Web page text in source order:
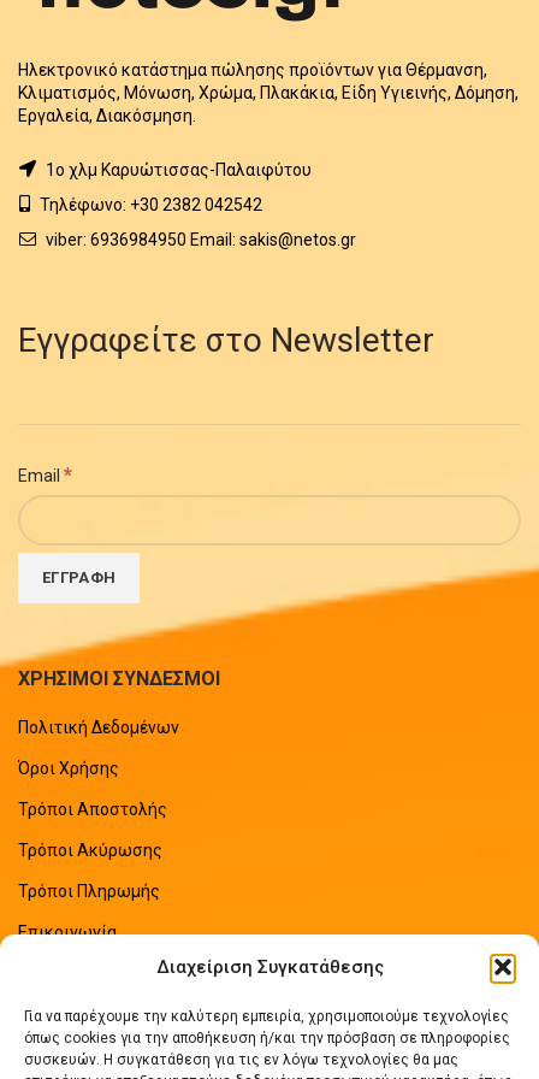
Διαχείριση Συγκατάθεσης
Για να παρέχουμε την καλύτερη εμπειρία, χρησιμοποιούμε τεχνολογίες
όπως cookies για την αποθήκευση ή/και την πρόσβαση σε πληροφορίες
συσκευών. Η συγκατάθεση για τις εν λόγω τεχνολογίες θα μας
Ηλεκτρονικό κατάστημα πώλησης προϊόντων για Θέρμανση,
Κλιματισμός, Μόνωση, Χρώμα, Πλακάκια, Είδη Υγιεινής, Δόμηση,
Εργαλεία, Διακόσμηση.
1o χλμ Καρυώτισσας-Παλαιφύτου
Τηλέφωνο: +30 2382 042542
viber: 6936984950 Email: sakis@netos.gr
Εγγραφείτε στο Newsletter
Email *
ΧΡΗΣΙΜΟΙ ΣΥΝΔΕΣΜΟΙ
Πολιτική Δεδομένων
Όροι Χρήσης
Τρόποι Αποστολής
Τρόποι Ακύρωσης
Τρόποι Πληρωμής
Επικοινωνία
ΠΡΟΣΦΑΤΑ ΑΡΘΡΑ